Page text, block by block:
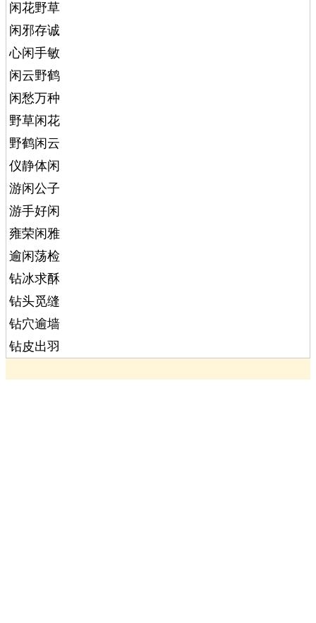
闲花野草
闲邪存诚
心闲手敏
闲云野鹤
闲愁万种
野草闲花
野鹤闲云
仪静体闲
游闲公子
游手好闲
雍荣闲雅
逾闲荡检
钻冰求酥
钻头觅缝
钻穴逾墙
钻皮出羽